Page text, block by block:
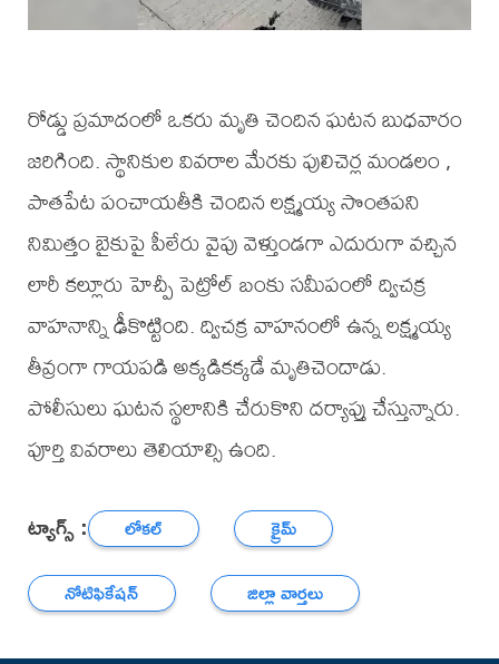
రోడ్డు ప్రమాదంలో ఒకరు మృతి చెందిన ఘటన బుధవారం
జరిగింది. స్థానికుల వివరాల మేరకు పులిచెర్ల మండలం ,
పాతపేట పంచాయతీకి చెందిన లక్ష్మయ్య సొంతపని
నిమిత్తం బైకుపై పీలేరు వైపు వెళ్తుండగా ఎదురుగా వచ్చిన
లారీ కల్లూరు హెచ్పీ పెట్రోల్ బంకు సమీపంలో ద్విచక్ర
వాహనాన్ని ఢీకొట్టింది. ద్విచక్ర వాహనంలో ఉన్న లక్ష్మయ్య
తీవ్రంగా గాయపడి అక్కడికక్కడే మృతిచెందాడు.
పోలీసులు ఘటన స్థలానికి చేరుకొని దర్యాప్తు చేస్తున్నారు.
పూర్తి వివరాలు తెలియాల్సి ఉంది.
ట్యాగ్స్ : లోకల్
క్రైమ్
నోటిఫికేషన్
జిల్లా వార్తలు